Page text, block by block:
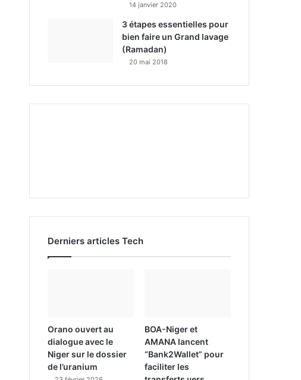
14 janvier 2020
3 étapes essentielles pour
bien faire un Grand lavage
(Ramadan)
20 mai 2018
Derniers articles Tech
Orano ouvert au
dialogue avec le
Niger sur le dossier
de l’uranium
BOA-Niger et
AMANA lancent
“Bank2Wallet” pour
faciliter les